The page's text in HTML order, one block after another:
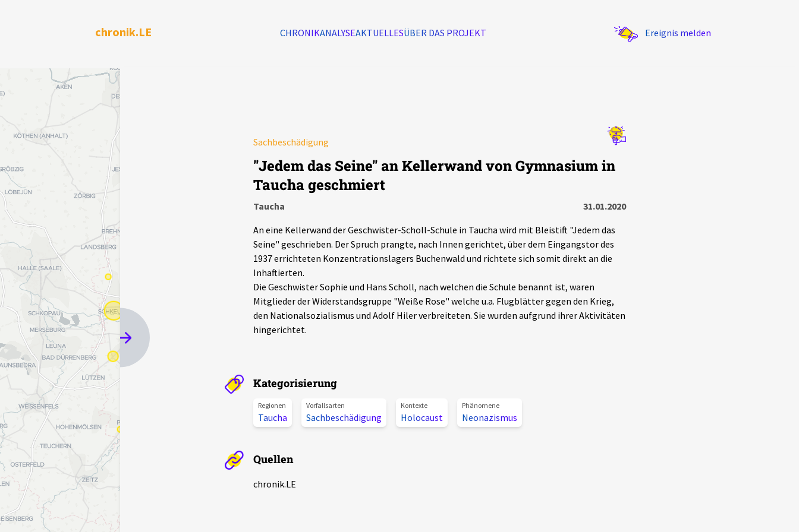
chronik.LE CHRONIKANALYSEAKTUELLESÜBER DAS PROJEKT Ereignis melden
Sachbeschädigung
"Jedem das Seine" an Kellerwand von Gymnasium in
Taucha geschmiert
Taucha
31.01.2020
An eine Kellerwand der Geschwister-Scholl-Schule in Taucha wird mit Bleistift "Jedem das
Seine" geschrieben. Der Spruch prangte, nach Innen gerichtet, über dem Eingangstor des
1937 errichteten Konzentrationslagers Buchenwald und richtete sich somit direkt an die
Inhaftierten.
Die Geschwister Sophie und Hans Scholl, nach welchen die Schule benannt ist, waren
Mitglieder der Widerstandsgruppe "Weiße Rose" welche u.a. Flugblätter gegen den Krieg,
den Nationalsozialismus und Adolf Hiler verbreiteten. Sie wurden aufgrund ihrer Aktivitäten
hingerichtet.
Kategorisierung
Regionen
Taucha
Vorfallsarten
Sachbeschädigung
Kontexte
Holocaust
Phänomene
Neonazismus
Quellen
chronik.LE